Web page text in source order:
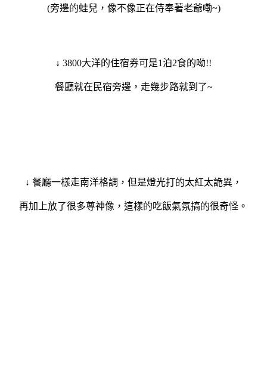
(旁邊的蛙兒，像不像正在侍奉著老爺嘞~)
↓ 3800大洋的住宿券可是1泊2食的呦!!
餐廳就在民宿旁邊，走幾步路就到了~
↓ 餐廳一樣走南洋格調，但是燈光打的太紅太詭異，
再加上放了很多尊神像，這樣的吃飯氣氛搞的很奇怪。